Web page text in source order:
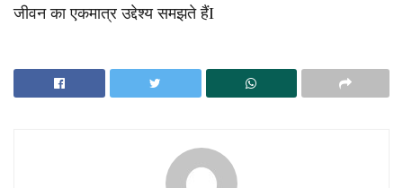
जीवन का एकमात्र उद्देश्य समझते हैंI